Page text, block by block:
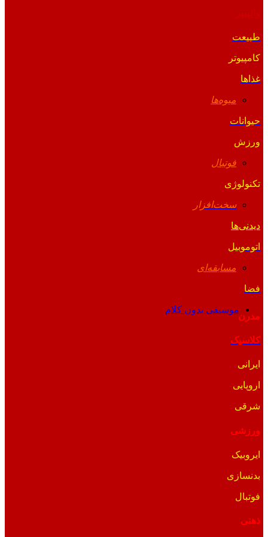
طبیعت
کامپیوتر
غذاها
میوه‌ها
حیوانات
ورزش
فوتبال
تکنولوژی
سخت‌افزار
دیدنی‌ها
اتوموبیل
مسابقه‌ای
فضا
موسیقی بدون کلام
مدرن
کلاسیک
ایرانی
اروپایی
شرقی
ورزشی
ایروبیک
بدنسازی
فوتبال
ذهنی